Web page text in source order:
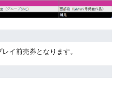
イ前売券となります。